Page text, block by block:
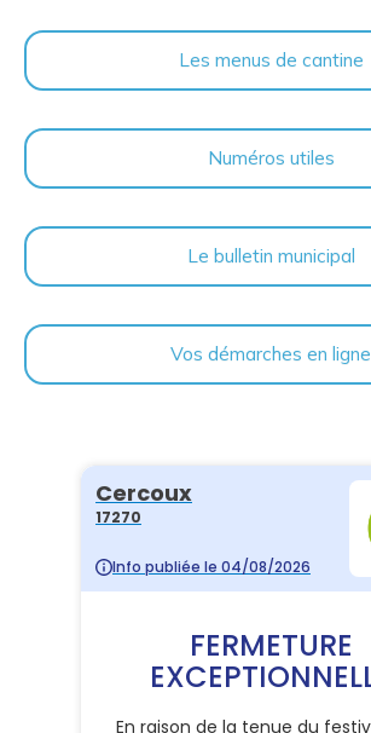
Les menus de cantine
Numéros utiles
Le bulletin municipal
Vos démarches en ligne